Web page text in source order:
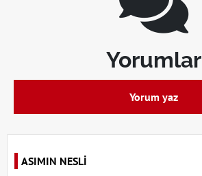
Yorumlar
Yorum yaz
ASIMIN NESLİ